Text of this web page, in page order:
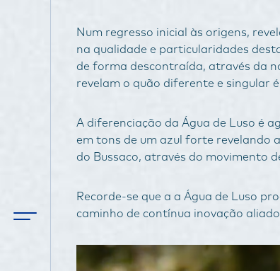
Num regresso inicial às origens,
na qualidade e particularidades
de forma descontraída, através da
revelam o quão diferente e singular é
A diferenciação da Água de Luso é
em tons de um azul forte revelando
do Bussaco, através do movimento
Recorde-se que a a Água de Luso
caminho de contínua inovação